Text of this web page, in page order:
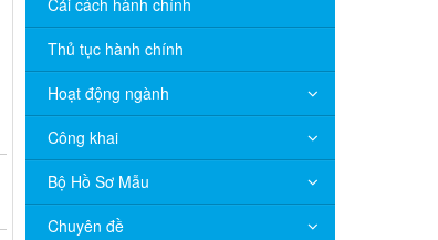
Cải cách hành chính
Thủ tục hành chính
Hoạt động ngành
Công khai
Bộ Hồ Sơ Mẫu
Chuyên đề